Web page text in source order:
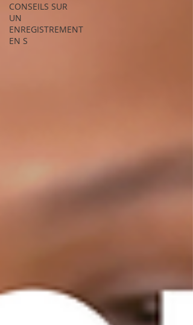
CONSEILS SUR
UN
ENREGISTREMENT
EN S